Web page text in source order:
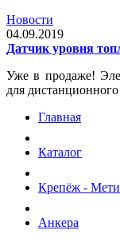
Новости
04.09.2019
Датчик уровня
Уже в продаже!
для
Главная
Каталог
Крепёж -
Анкера